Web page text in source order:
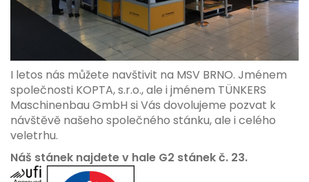
I letos nás můžete navštivit na MSV BRNO. Jménem
společnosti KOPTA, s.r.o., ale i jménem TÜNKERS
Maschinenbau GmbH si Vás dovolujeme pozvat k
návštěvě našeho společného stánku, ale i celého
veletrhu.
Náš stánek najdete v hale G2 stánek č. 23.